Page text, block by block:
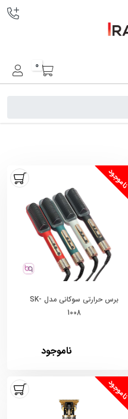
0
ناموجود
برس حرارتی سوکانی مدل SK-
1008
ناموجود
ناموجود